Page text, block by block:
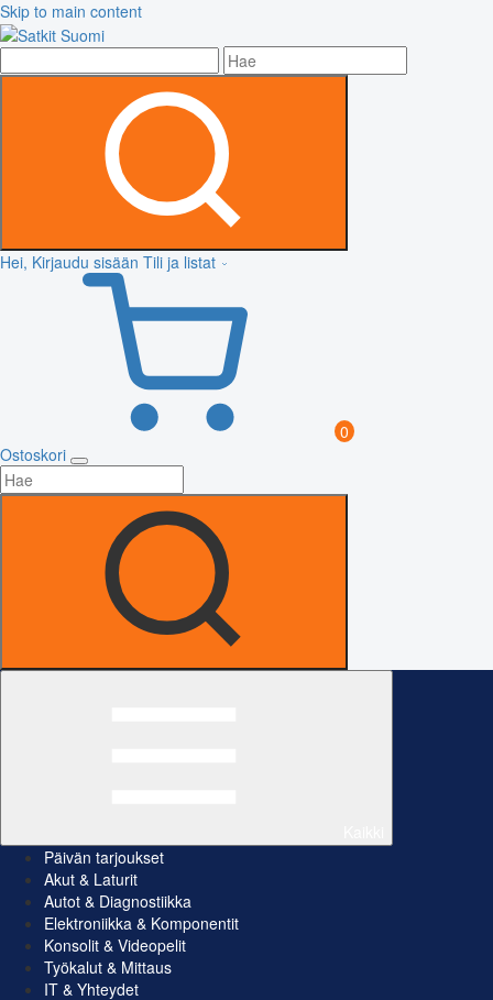
Skip to main content
Hei, Kirjaudu sisään Tili ja listat
0
Ostoskori
Päivän tarjoukset
Akut & Laturit
Autot & Diagnostiikka
Elektroniikka & Komponentit
Konsolit & Videopelit
Työkalut & Mittaus
IT & Yhteydet